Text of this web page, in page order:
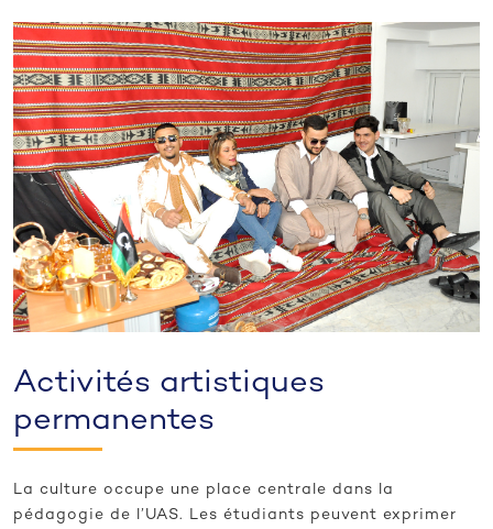
Activités artistiques
permanentes
La culture occupe une place centrale dans la
pédagogie de l’UAS. Les étudiants peuvent exprimer